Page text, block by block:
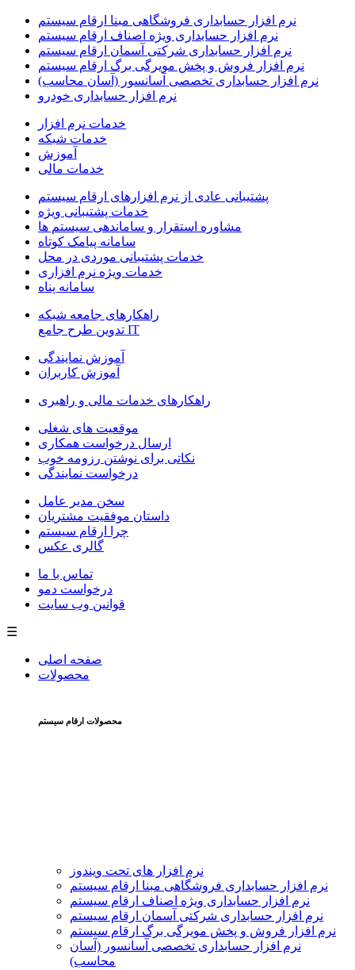
نرم افزار حسابداری فروشگاهی مبنا ارقام سیستم
نرم افزار حسابداری ویژه اصناف ارقام سیستم
نرم افزار حسابداری شرکتی آسمان ارقام سیستم
نرم افزار فروش و پخش مویرگی برگ ارقام سیستم
نرم افزار حسابداری تخصصی آسانسور (آسان محاسب)
نرم افزار حسابداری خودرو
خدمات نرم افزار
خدمات شبکه
آموزش
خدمات مالی
پشتیبانی عادی از نرم افزارهای ارقام سیستم
خدمات پشتیبانی ویژه
مشاوره استقرار و ساماندهی سیستم ها
سامانه پیامک کوتاه
خدمات پشتیبانی موردی در محل
خدمات ویژه نرم افزاری
سامانه پناه
راهکارهای جامعه شبکه
IT تدوین طرح جامع
آموزش نمایندگی
آموزش کاربران
راهکارهای خدمات مالی و راهبری
موقعیت های شغلی
ارسال درخواست همکاری
نکاتی برای نوشتن رزومه خوب
درخواست نمایندگی
سخن مدیر عامل
داستان موفقیت مشتریان
چرا ارقام سیستم
گالری عکس
تماس با ما
درخواست دمو
قوانین وب سایت
☰
صفحه اصلی
محصولات
محصولات ارقام سیستم
نرم افزار های تحت ویندوز
نرم افزار حسابداری فروشگاهی مبنا ارقام سیستم
نرم افزار حسابداری ویژه اصناف ارقام سیستم
نرم افزار حسابداری شرکتی آسمان ارقام سیستم
نرم افزار فروش و پخش مویرگی برگ ارقام سیستم
نرم افزار حسابداری تخصصی آسانسور (آسان
محاسب)